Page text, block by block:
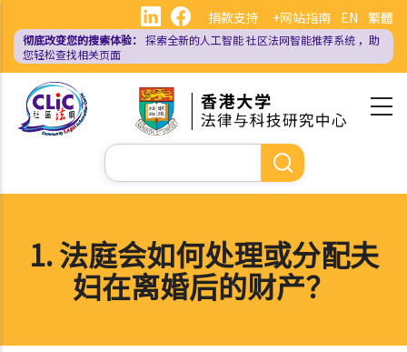
主
EN 繁體
捐款支持 +网站指南
彻底改变您的搜索体验： 探索全新的人工智能社区法网智能推荐系统 ，助
您轻松查找相关页面
搜
索
1. 法庭会如何处理或分配夫
妇在离婚后的财产？